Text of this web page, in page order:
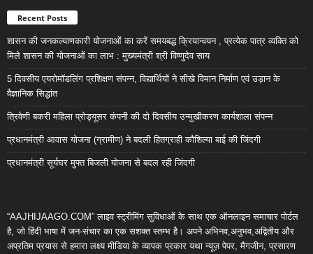
Recent Posts
शासन की जनकल्याणकारी योजनाओं का करें समयबद्ध क्रियान्वयन , प्रत्येक पात्र व्यक्ति को
मिले शासन की योजनाओं का लाभ : मुख्यमंत्री श्री विष्णुदेव साय
5 दिवसीय एयरोमॉडलिंग प्रशिक्षण संपन्न, विद्यार्थियों ने सीखे विमान निर्माण एवं उड़ान के
वैज्ञानिक सिद्धांत
त्रिवेणी बकरी महिला प्रोड्यूसर कंपनी की दो दिवसीय उन्मुखीकरण कार्यशाला संपन्न
प्रधानमंत्री आवास योजना (ग्रामीण) ने बदली हितग्राही कौशिल्या बाई की जिंदगी
प्रधानमंत्री सूर्यघर मुफ्त बिजली योजना से बदल रही जिंदगी
“AAJHIJAAGO.COM” लाइव स्ट्रीमिंग सुविधाओं के साथ एक ऑनलाइन समाचार पोर्टल
है, जो हिंदी भाषा में जन-संचार का एक सशक्त स्तम्भ है। अपने अभिनव,अनुभव,अद्वितीय और
अप्रतिम प्रयास से हमारा लक्ष्य मीडिया के व्यापक प्रकार यथा न्यूज़ पेपर, मैगजीन, प्रसारण